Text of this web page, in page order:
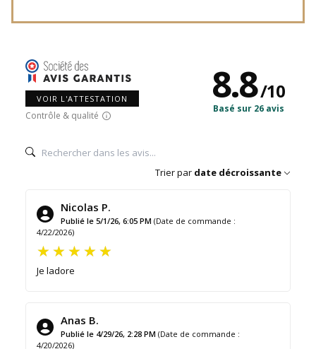
VOIR L'ATTESTATION
Contrôle & qualité
8.8/10
Basé sur 26 avis
Trier par date décroissante
Nicolas P.
Publié le 5/1/26, 6:05 PM (Date de commande :
4/22/2026)
Je ladore
Anas B.
Publié le 4/29/26, 2:28 PM (Date de commande :
4/20/2026)